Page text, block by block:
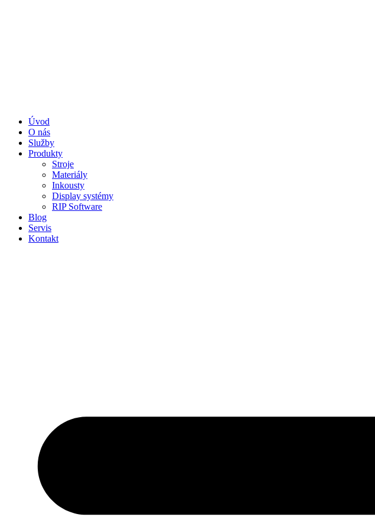
Úvod
O nás
Služby
Produkty
Stroje
Materiály
Inkousty
Display systémy
RIP Software
Blog
Servis
Kontakt